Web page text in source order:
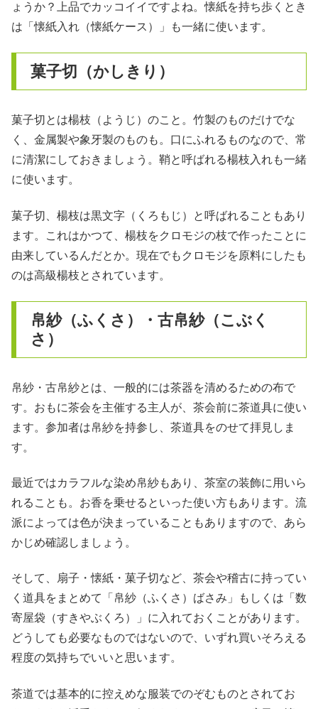
ょうか？上品でカッコイイですよね。懐紙を持ち歩くとき
は「懐紙入れ（懐紙ケース）」も一緒に使います。
菓子切（かしきり）
菓子切とは楊枝（ようじ）のこと。竹製のものだけでな
く、金属製や象牙製のものも。口にふれるものなので、常
に清潔にしておきましょう。鞘と呼ばれる楊枝入れも一緒
に使います。
菓子切、楊枝は黒文字（くろもじ）と呼ばれることもあり
ます。これはかつて、楊枝をクロモジの枝で作ったことに
由来しているんだとか。現在でもクロモジを原料にしたも
のは高級楊枝とされています。
帛紗（ふくさ）・古帛紗（こぶく
さ）
帛紗・古帛紗とは、一般的には茶器を清めるための布で
す。おもに茶会を主催する主人が、茶会前に茶道具に使い
ます。参加者は帛紗を持参し、茶道具をのせて拝見しま
す。
最近ではカラフルな染め帛紗もあり、茶室の装飾に用いら
れることも。お香を乗せるといった使い方もあります。流
派によっては色が決まっていることもありますので、あら
かじめ確認しましょう。
そして、扇子・懐紙・菓子切など、茶会や稽古に持ってい
く道具をまとめて「帛紗（ふくさ）ばさみ」もしくは「数
寄屋袋（すきやぶくろ）」に入れておくことがあります。
どうしても必要なものではないので、いずれ買いそろえる
程度の気持ちでいいと思います。
茶道では基本的に控えめな服装でのぞむものとされてお